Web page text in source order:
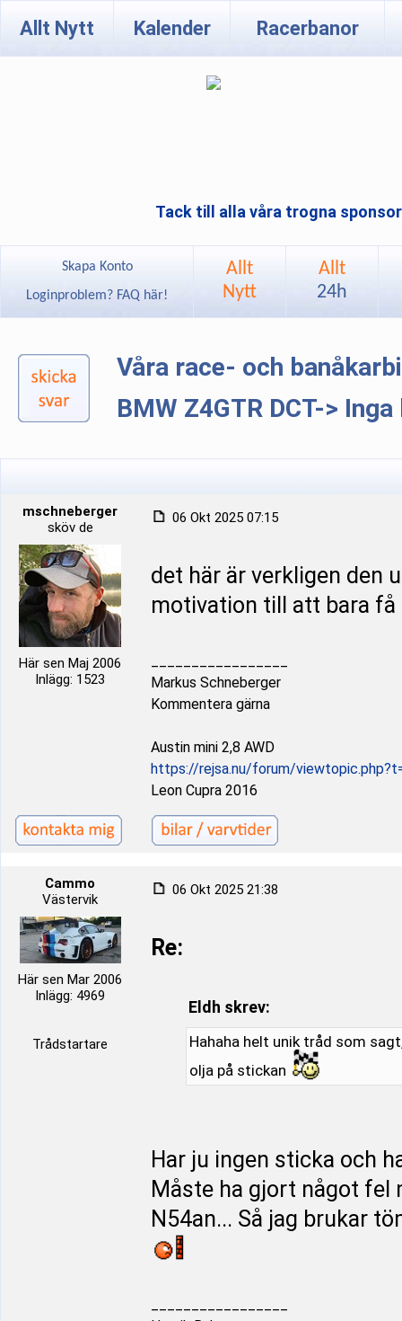
Allt Nytt Kalender Racerbanor
Tack till alla våra trogna
Skapa Konto
Loginproblem? FAQ här!
Allt
Nytt
Allt
24h
Våra race- och
BMW Z4GTR DCT->
mschneberger
sköv de
Här sen Maj 2006
Inlägg: 1523
06 Okt 2025 07:15
det här är verkligen den
motivation till att bara få
Markus Schneberger
Kommentera gärna
Austin mini 2,8 AWD
https://rejsa.nu/forum/
Leon Cupra 2016
Cammo
Västervik
Här sen Mar 2006
Inlägg: 4969
Trådstartare
06 Okt 2025 21:38
Re:
Eldh skrev:
Hahaha helt unik tråd som
olja på stickan
Har ju ingen sticka och
Måste ha gjort något fel
N54an... Så jag brukar